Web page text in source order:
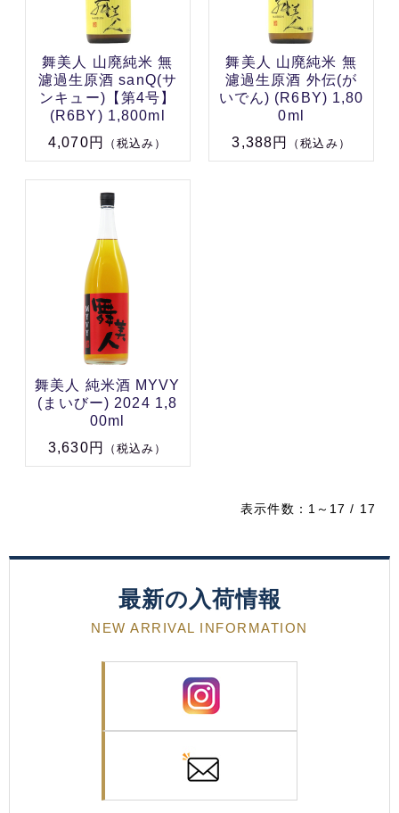
舞美人 山廃純米 無
濾過生原酒 sanQ(サ
ンキュー)【第4号】
(R6BY) 1,800ml
4,070円
（税込み）
舞美人 山廃純米 無
濾過生原酒 外伝(が
いでん) (R6BY) 1,80
0ml
3,388円
（税込み）
舞美人 純米酒 MYVY
(まいびー) 2024 1,8
00ml
3,630円
（税込み）
表示件数：1～17 / 17
最新の入荷情報
NEW ARRIVAL INFORMATION